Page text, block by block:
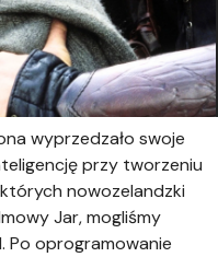
wyprzedzało swoje
przy tworzeniu
nowozelandzki
Jar, mogliśmy
Po oprogramowanie